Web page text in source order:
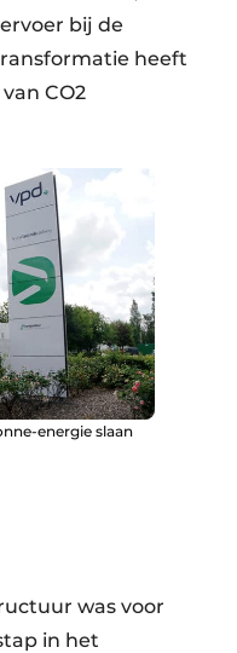
bij de
heeft
CO2
energie slaan
was voor
in het